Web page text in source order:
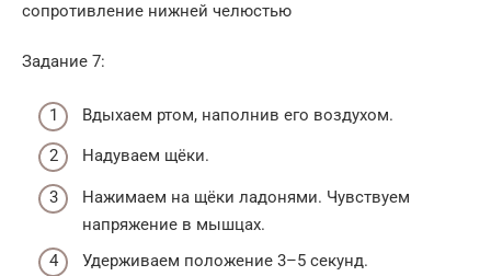
сопротивление нижней челюстью
Задание 7:
Вдыхаем ртом, наполнив его воздухом.
Надуваем щёки.
Нажимаем на щёки ладонями. Чувствуем
напряжение в мышцах.
Удерживаем положение 3–5 секунд.